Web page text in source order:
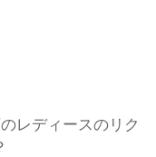
レディースのリク